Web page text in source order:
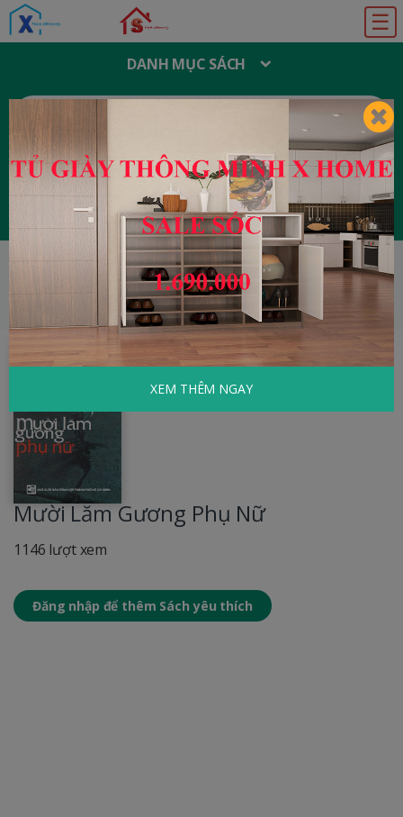
☰
DANH MỤC SÁCH
T
M
I
M
Đăng ký Đăng nhập
HOME Tâm Lý - Kỹ Năng Sống
Mười Lăm
Gương Phụ Nữ
Mười Lăm Gương Phụ Nữ
1146 lượt xem
Đăng nhập để thêm Sách yêu thích
XEM THÊM NGAY